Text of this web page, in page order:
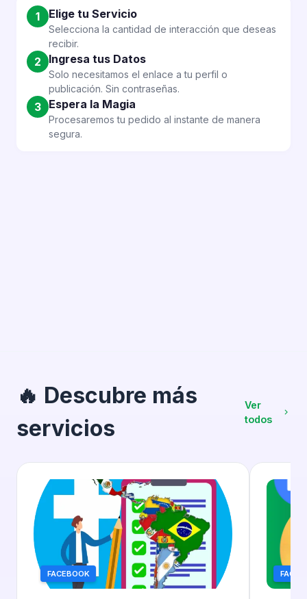
🔸 Mayor alcance en tus publicaciones
🔸 Más visibilidad en Facebook
🔸 Incremento del interés en tu contenido
🔸 Mejor rendimiento de tus posts
🔸 Crecimiento constante y visible
1 Elige tu Servicio
Selecciona la cantidad de interacción que deseas
recibir.
2 Ingresa tus Datos
Solo necesitamos el enlace a tu perfil o
publicación. Sin contraseñas.
3 Espera la Magia
Procesaremos tu pedido al instante de manera
segura.
🔥 Descubre más
servicios
Ver
todos
FACEBOOK